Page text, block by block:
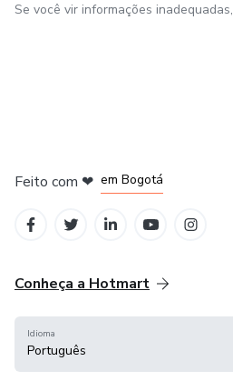
Se você vir informações inadequadas,
Feito com ❤ em Bogotá
Conheça a Hotmart
Idioma
Português